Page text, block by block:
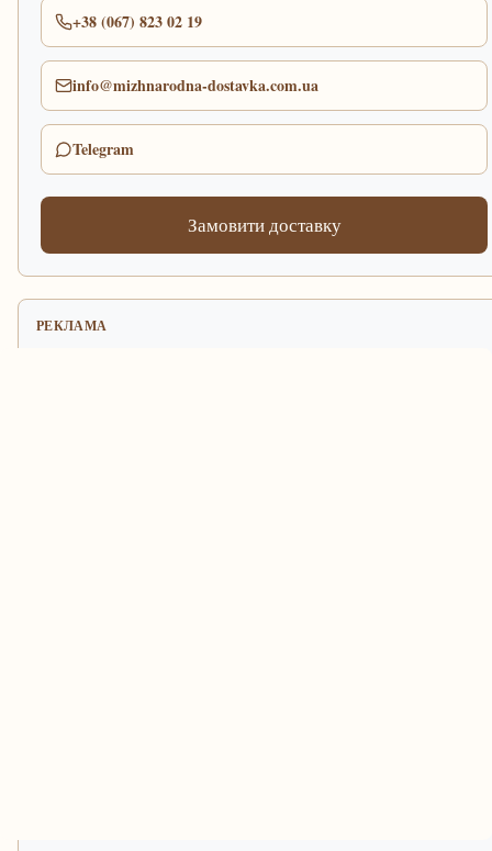
+38 (067) 823 02 19
info@mizhnarodna-dostavka.com.ua
Telegram
Замовити доставку
РЕКЛАМА